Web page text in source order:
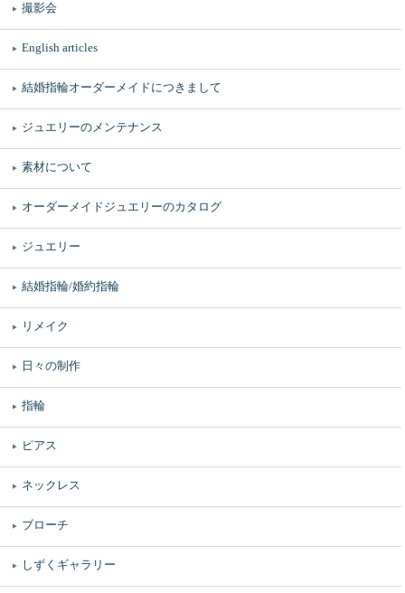
撮影会
English articles
結婚指輪オーダーメイドにつきまして
ジュエリーのメンテナンス
素材について
オーダーメイドジュエリーのカタログ
ジュエリー
結婚指輪/婚約指輪
リメイク
日々の制作
指輪
ピアス
ネックレス
ブローチ
しずくギャラリー